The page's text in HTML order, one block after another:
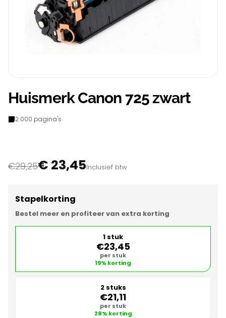
Huismerk Canon 725 zwart
2.000 pagina's
€29,25€ 23,45Inclusief btw
Stapelkorting
Bestel meer en profiteer van extra korting
1 stuk
€23,45
per stuk
19% korting
2 stuks
€21,11
per stuk
28% korting